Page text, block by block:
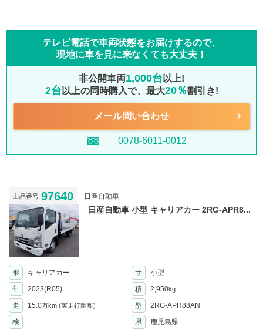
テレビ電話で車両状態をお届けするので、
現地に車を見に来なくても大丈夫！
非公開車両1,000台 以上!
2台 以上の同時購入で、最大20％割引き!
メール問い合わせ
0078-6011-0012
出品番号 97640 日産自動車
日産自動車 小型 キャリアカー 2RG-APR8...
形 キャリアカー サ
小型
年
2023(R05) 積 2,950kg
走 15.0万km (実走行距離) 型
2RG-APR88AN
検
- 県 鹿児島県